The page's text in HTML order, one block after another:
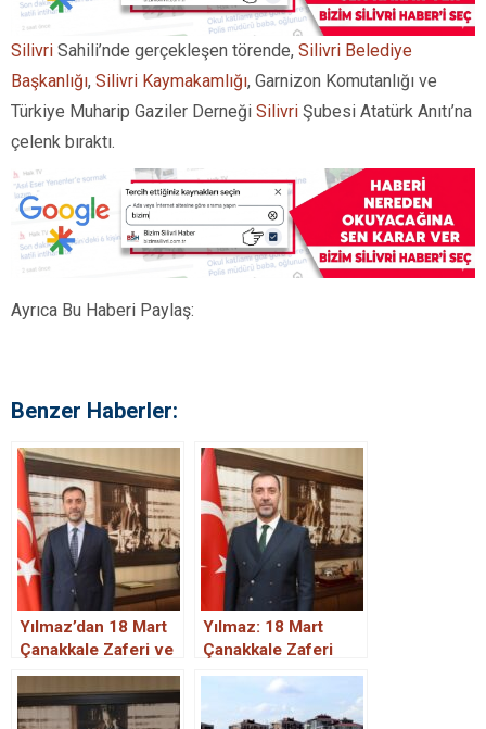
Silivri Sahili’nde gerçekleşen törende, Silivri Belediye
Başkanlığı, Silivri Kaymakamlığı, Garnizon Komutanlığı ve
Türkiye Muharip Gaziler Derneği Silivri Şubesi Atatürk Anıtı’na
çelenk bıraktı.
Ayrıca Bu Haberi Paylaş:
Benzer Haberler:
Yılmaz’dan 18 Mart
Çanakkale Zaferi ve
Şehitleri Anma Günü
mesajı
Yılmaz: 18 Mart
Çanakkale Zaferi
Türklüğün uyandığı
bir öze dönüş
hareketidir.